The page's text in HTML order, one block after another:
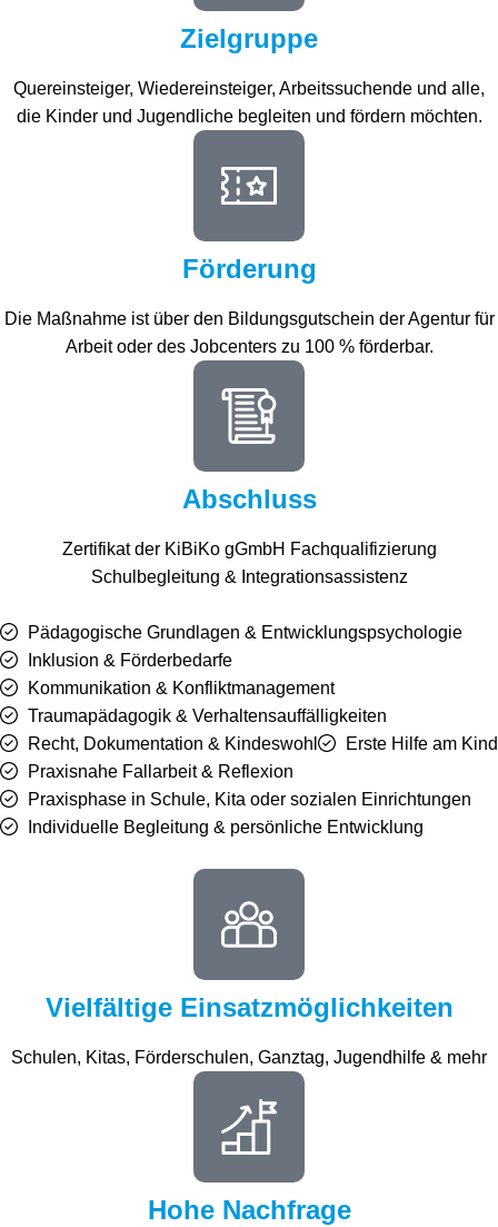
Zielgruppe
Quereinsteiger, Wiedereinsteiger, Arbeitssuchende und alle,
die Kinder und Jugendliche begleiten und fördern möchten.
Förderung
Die Maßnahme ist über den Bildungsgutschein der Agentur für
Arbeit oder des Jobcenters zu 100 % förderbar.
Abschluss
Zertifikat der KiBiKo gGmbH Fachqualifizierung
Schulbegleitung & Integrationsassistenz
Pädagogische Grundlagen & Entwicklungspsychologie
Inklusion & Förderbedarfe
Kommunikation & Konfliktmanagement
Traumapädagogik & Verhaltensauffälligkeiten
Recht, Dokumentation & Kindeswohl
Erste Hilfe am Kind
Praxisnahe Fallarbeit & Reflexion
Praxisphase in Schule, Kita oder sozialen Einrichtungen
Individuelle Begleitung & persönliche Entwicklung
Vielfältige Einsatzmöglichkeiten
Schulen, Kitas, Förderschulen, Ganztag, Jugendhilfe & mehr
Hohe Nachfrage